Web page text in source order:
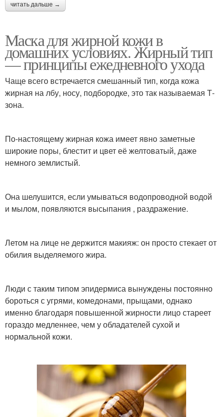
читать дальше →
Маска для жирной кожи в
домашних условиях. Жирный тип
— принципы ежедневного ухода
Чаще всего встречается смешанный тип, когда кожа
жирная на лбу, носу, подбородке, это так называемая Т-
зона.
По-настоящему жирная кожа имеет явно заметные
широкие поры, блестит и цвет её желтоватый, даже
немного землистый.
Она шелушится, если умываться водопроводной водой
и мылом, появляются высыпания , раздражение.
Летом на лице не держится макияж: он просто стекает от
обилия выделяемого жира.
Люди с таким типом эпидермиса вынуждены постоянно
бороться с угрями, комедонами, прыщами, однако
именно благодаря повышенной жирности лицо стареет
гораздо медленнее, чем у обладателей сухой и
нормальной кожи.